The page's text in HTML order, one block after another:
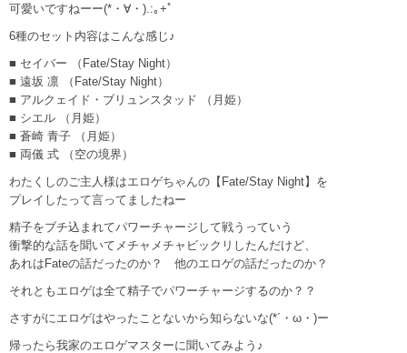
可愛いですねーー(*・∀・).:｡+ﾟ
6種のセット内容はこんな感じ♪
■ セイバー （Fate/Stay Night）
■ 遠坂 凛 （Fate/Stay Night）
■ アルクェイド・ブリュンスタッド （月姫）
■ シエル （月姫）
■ 蒼崎 青子 （月姫）
■ 両儀 式 （空の境界）
わたくしのご主人様はエロゲちゃんの【Fate/Stay Night】を
プレイしたって言ってましたねー
精子をブチ込まれてパワーチャージして戦うっていう
衝撃的な話を聞いてメチャメチャビックリしたんだけど、
あれはFateの話だったのか？ 他のエロゲの話だったのか？
それともエロゲは全て精子でパワーチャージするのか？？
さすがにエロゲはやったことないから知らないな(*´・ω・)ー
帰ったら我家のエロゲマスターに聞いてみよう♪